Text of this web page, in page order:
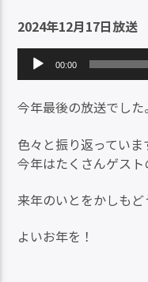
2024年12月17日放送
声
レ
ヤ
ー
00:00
今年最後の放送でした。
色々と振り返っていま
今年はたくさんゲス
来年のいとをかしもど
よいお年を！